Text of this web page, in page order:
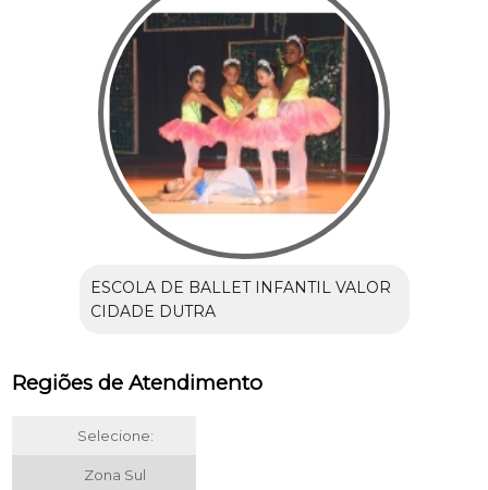
ESCOLA DE BALLET INFANTIL VALOR
CIDADE DUTRA
Regiões de Atendimento
Selecione:
Zona Sul